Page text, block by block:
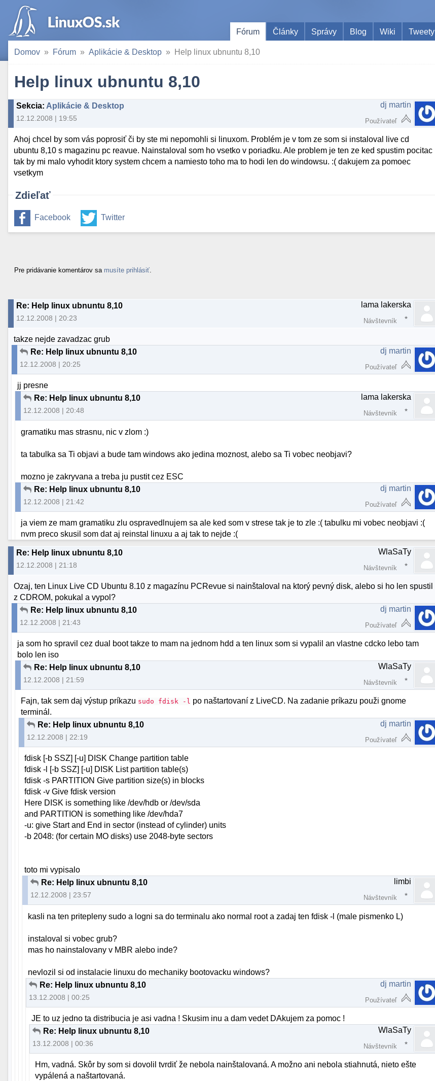
Fórum
Články Správy Blog Wiki Tweety
Domov Fórum Aplikácie & Desktop Help linux ubnuntu 8,10
Help linux ubnuntu 8,10
Sekcia: Aplikácie & Desktop
12.12.2008 | 19:55
dj martin
Používateľ
Ahoj chcel by som vás poprosiť či by ste mi nepomohli si linuxom. Problém je v tom ze som si instaloval live cd
ubuntu 8,10 s magazinu pc reavue. Nainstaloval som ho vsetko v poriadku. Ale problem je ten ze ked spustim pocitac
tak by mi malo vyhodit ktory system chcem a namiesto toho ma to hodi len do windowsu. :( dakujem za pomoec
vsetkym
Zdieľať
Facebook Twitter
Pre pridávanie komentárov sa musíte prihlásiť
Re: Help linux ubnuntu 8,10
12.12.2008 | 20:23
lama lakerska
Návštevník
takze nejde zavadzac grub
Re: Help linux ubnuntu 8,10
12.12.2008 | 20:25
dj martin
Používateľ
jj presne
Re: Help linux ubnuntu 8,10
12.12.2008 | 20:48
lama lakerska
Návštevník
gramatiku mas strasnu, nic v zlom :)
ta tabulka sa Ti objavi a bude tam windows ako jedina moznost, alebo sa Ti vobec neobjavi?
mozno je zakryvana a treba ju pustit cez ESC
Re: Help linux ubnuntu 8,10
12.12.2008 | 21:42
dj martin
Používateľ
ja viem ze mam gramatiku zlu ospravedlnujem sa ale ked som v strese tak je to zle :( tabulku mi vobec neobjavi :(
nvm preco skusil som dat aj reinstal linuxu a aj tak to nejde :(
Re: Help linux ubnuntu 8,10
12.12.2008 | 21:18
WlaSaTy
Návštevník
Ozaj, ten Linux Live CD Ubuntu 8.10 z magazínu PCRevue si nainštaloval na ktorý pevný disk, alebo si ho len spustil
z CDROM, pokukal a vypol?
Re: Help linux ubnuntu 8,10
12.12.2008 | 21:43
dj martin
Používateľ
ja som ho spravil cez dual boot takze to mam na jednom hdd a ten linux som si vypalil an vlastne cdcko lebo tam
bolo len iso
Re: Help linux ubnuntu 8,10
12.12.2008 | 21:59
WlaSaTy
Návštevník
Fajn, tak sem daj výstup príkazu sudo fdisk -l po naštartovaní z LiveCD. Na zadanie príkazu použi gnome
terminál.
Re: Help linux ubnuntu 8,10
12.12.2008 | 22:19
dj martin
Používateľ
fdisk [-b SSZ] [-u] DISK Change partition table
fdisk -l [-b SSZ] [-u] DISK List partition table(s)
fdisk -s PARTITION Give partition size(s) in blocks
fdisk -v Give fdisk version
Here DISK is something like /dev/hdb or /dev/sda
and PARTITION is something like /dev/hda7
-u: give Start and End in sector (instead of cylinder) units
-b 2048: (for certain MO disks) use 2048-byte sectors
toto mi vypisalo
Re: Help linux ubnuntu 8,10
12.12.2008 | 23:57
limbi
Návštevník
kasli na ten pritepleny sudo a logni sa do terminalu ako normal root a zadaj ten fdisk -l (male pismenko L)
instaloval si vobec grub?
mas ho nainstalovany v MBR alebo inde?
nevlozil si od instalacie linuxu do mechaniky bootovacku windows?
Re: Help linux ubnuntu 8,10
13.12.2008 | 00:25
dj martin
Používateľ
JE to uz jedno ta distribucia je asi vadna ! Skusim inu a dam vedet DAkujem za pomoc !
Re: Help linux ubnuntu 8,10
13.12.2008 | 00:36
WlaSaTy
Návštevník
Hm, vadná. Skôr by som si dovolil tvrdiť že nebola nainštalovaná. A možno ani nebola stiahnutá, nieto ešte
vypálená a naštartovaná.